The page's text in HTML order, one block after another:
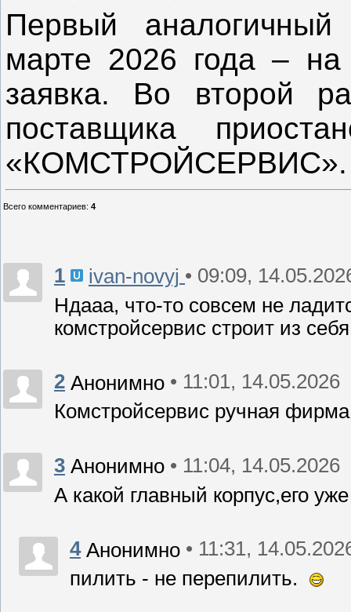
Первый
марте 2026 года –
заявка. Во второй
поставщика
«КОМСТРОЙСЕРВИС».
Всего комментариев: 4
1 ivan-novyj • 09:09,
Ндааа, что-то совсем не
комстройсервис строит из
2 Анонимно • 11:01, 14.05.2026
Комстройсервис ручная
3 Анонимно • 11:04, 14.05.2026
А какой главный корпус,его
4 Анонимно • 11:31,
пилить - не перепилить.